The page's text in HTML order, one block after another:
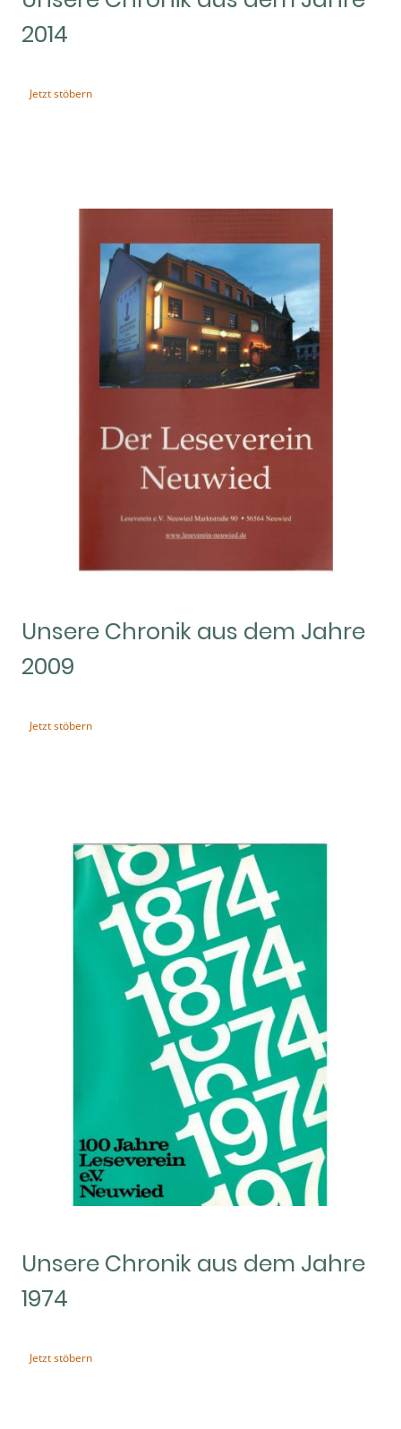
2014
Jetzt stöbern
Unsere Chronik aus dem Jahre
2009
Jetzt stöbern
Unsere Chronik aus dem Jahre
1974
Jetzt stöbern